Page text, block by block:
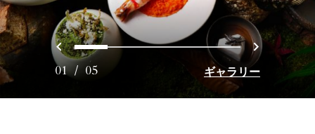
戻る0 1 2 3 4 次へ
01/ 05 ギャラリー